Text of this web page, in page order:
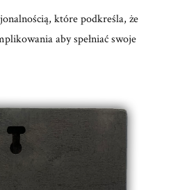
które podkreśla, że
aby spełniać swoje